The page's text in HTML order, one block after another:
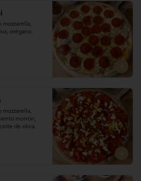
mozzarella,
orégano.
mozzarella,
morrón,
de oliva.